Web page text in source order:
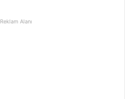
Reklam Alanı